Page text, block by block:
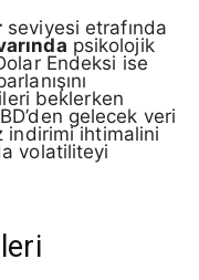
seviyesi etrafında
psikolojik
Endeksi ise
beklerken
gelecek veri
indirimi ihtimalini
volatiliteyi